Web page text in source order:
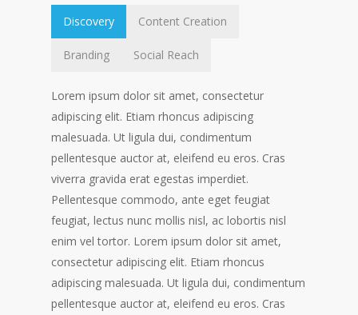
Discovery Content Creation
Branding Social Reach
Lorem ipsum dolor sit amet, consectetur
adipiscing elit. Etiam rhoncus adipiscing
malesuada. Ut ligula dui, condimentum
pellentesque auctor at, eleifend eu eros. Cras
viverra gravida erat egestas imperdiet.
Pellentesque commodo, ante eget feugiat
feugiat, lectus nunc mollis nisl, ac lobortis nisl
enim vel tortor. Lorem ipsum dolor sit amet,
consectetur adipiscing elit. Etiam rhoncus
adipiscing malesuada. Ut ligula dui, condimentum
pellentesque auctor at, eleifend eu eros. Cras